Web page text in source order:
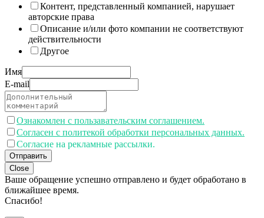
Контент, представленный компанией, нарушает
авторские права
Описание и/или фото компании не соответствуют
действительности
Другое
Имя
E-mail
Ознакомлен с пользавательским соглашением.
Согласен с политекой обработки персональных данных.
Согласие на рекламные рассылки.
Отправить
Close
Ваше обращение успешно отправлено и будет обработано в
ближайшее время.
Спасибо!